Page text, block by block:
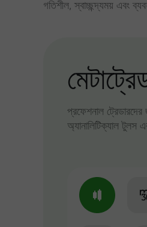
গতিশীল, স্বাচ্ছন্দ্যময় এবং
প্রফেশনাল ট্রেডারদের
অ্যানালিটিক্যাল টুলস